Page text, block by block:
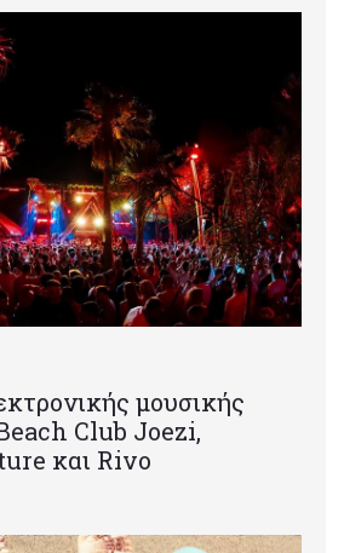
μουσικής
Club Joezi,
και Rivo